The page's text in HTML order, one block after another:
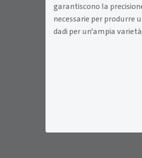
garantiscono la
necessarie per produrre
dadi per un'ampia